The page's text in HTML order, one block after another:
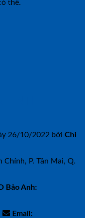
thể.
26/10/2022 bởi Chi
Chính, P. Tân Mai, Q.
Bảo Anh:
Email: